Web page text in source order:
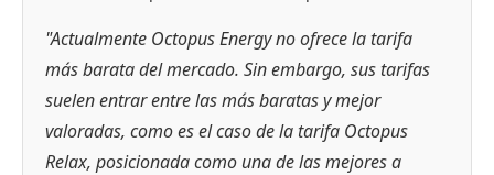
"Actualmente Octopus Energy no ofrece la tarifa
más barata del mercado. Sin embargo, sus tarifas
suelen entrar entre las más baratas y mejor
valoradas, como es el caso de la tarifa Octopus
Relax, posicionada como una de las mejores a